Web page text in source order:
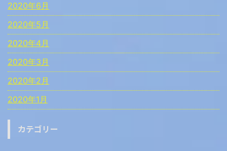
2020年6月
2020年5月
2020年4月
2020年3月
2020年2月
2020年1月
カテゴリー